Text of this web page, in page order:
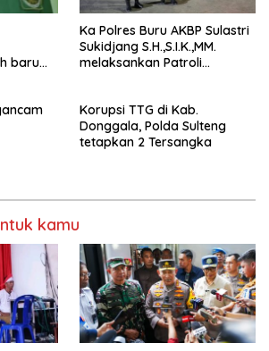
baru
Ka Polres Buru AKBP Sulastri
Sukidjang S.H.,S.I.K.,MM.
melaksankan Patroli
Korupsi TTG di Kab.
Donggala, Polda Sulteng
tetapkan 2 Tersangka
kamu